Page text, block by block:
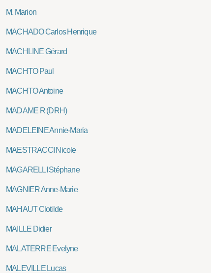
M. Marion
MACHADO Carlos Henrique
MACHLINE Gérard
MACHTO Paul
MACHTO Antoine
MADAME R (DRH)
MADELEINE Annie-Maria
MAESTRACCI Nicole
MAGARELLI Stéphane
MAGNIER Anne-Marie
MAHAUT Clotilde
MAILLE Didier
MALATERRE Evelyne
MALEVILLE Lucas